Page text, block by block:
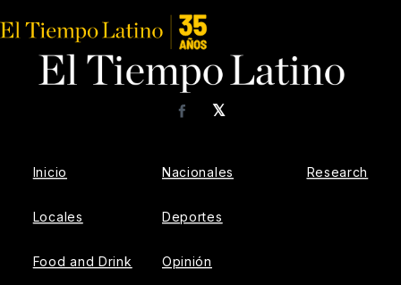
𝕏
Facebook
Inicio
Locales
Food and Drink
Nacionales
Deportes
Opinión
Research